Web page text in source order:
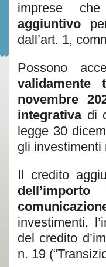
imprese
aggiuntivo
dall’art. 1,
Possono
validamente
novembre
integrativadi
legge 30
gli investimenti
Il credito
investimenti,
del credito
n. 19